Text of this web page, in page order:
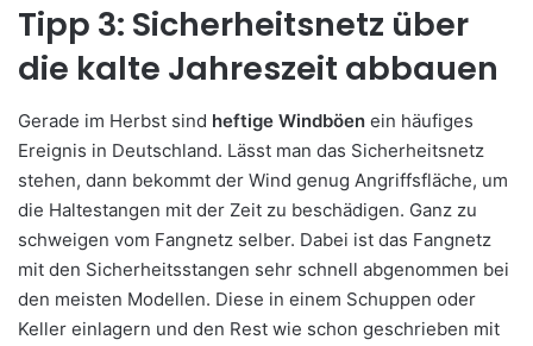
Tipp 3: Sicherheitsnetz über
die kalte Jahreszeit abbauen
Gerade im Herbst sind heftige Windböen ein häufiges
Ereignis in Deutschland. Lässt man das Sicherheitsnetz
stehen, dann bekommt der Wind genug Angriffsfläche, um
die Haltestangen mit der Zeit zu beschädigen. Ganz zu
schweigen vom Fangnetz selber. Dabei ist das Fangnetz
mit den Sicherheitsstangen sehr schnell abgenommen bei
den meisten Modellen. Diese in einem Schuppen oder
Keller einlagern und den Rest wie schon geschrieben mit